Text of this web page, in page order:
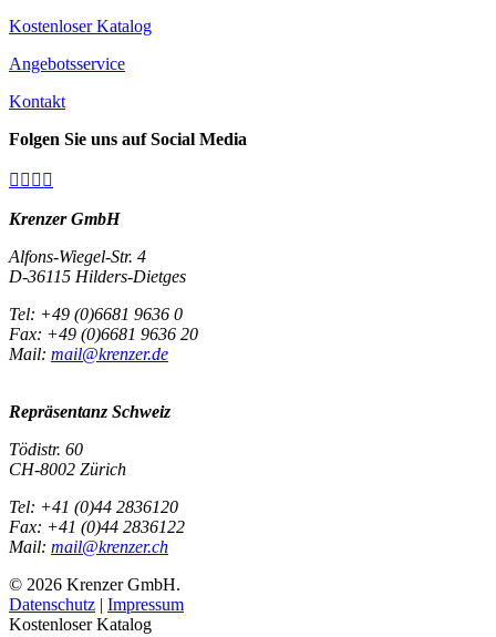
Kostenloser Katalog
Angebotsservice
Kontakt
Folgen Sie uns auf Social Media
   
Krenzer GmbH
Alfons-Wiegel-Str. 4
D-36115 Hilders-Dietges
Tel: +49 (0)6681 9636 0
Fax: +49 (0)6681 9636 20
Mail: mail@krenzer.de
Repräsentanz Schweiz
Tödistr. 60
CH-8002 Zürich
Tel: +41 (0)44 2836120
Fax: +41 (0)44 2836122
Mail: mail@krenzer.ch
© 2026 Krenzer GmbH.
Datenschutz | Impressum
Kostenloser Katalog